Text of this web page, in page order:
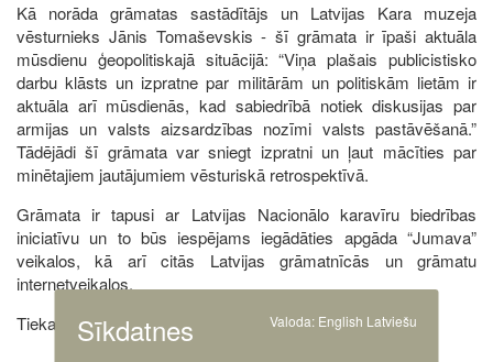
Kā norāda grāmatas sastādītājs un Latvijas Kara muzeja
vēsturnieks Jānis Tomaševskis - šī grāmata ir īpaši aktuāla
mūsdienu ģeopolitiskajā situācijā: “Viņa plašais publicistisko
darbu klāsts un izpratne par militārām un politiskām lietām ir
aktuāla arī mūsdienās, kad sabiedrībā notiek diskusijas par
armijas un valsts aizsardzības nozīmi valsts pastāvēšanā.”
Tādējādi šī grāmata var sniegt izpratni un ļaut mācīties par
minētajiem jautājumiem vēsturiskā retrospektīvā.
Grāmata ir tapusi ar Latvijas Nacionālo karavīru biedrības
iniciatīvu un to būs iespējams iegādāties apgāda “Jumava”
veikalos, kā arī citās Latvijas grāmatnīcās un grāmatu
internetveikalos.
Tiekamies Latvijas Kara muzejā!
Sīkdatnes Valoda: English Latviešu